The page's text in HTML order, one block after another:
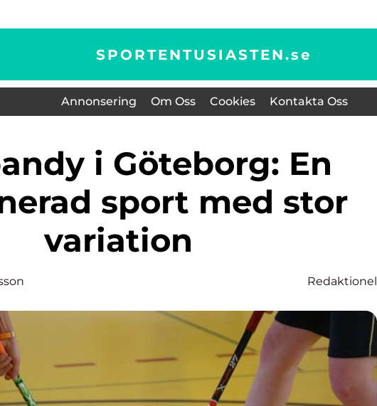
SPORTENTUSIASTEN.se
Annonsering Om Oss Cookies Kontakta Oss
sport med stor
variation
Redaktionel